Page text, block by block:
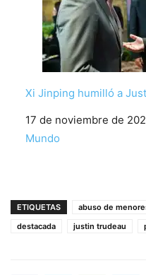
Xi Jinping humilló a
Fecha
17 de noviembre de
Respecto a
Mundo
ETIQUETAS abuso de
destacada
justin trudeau